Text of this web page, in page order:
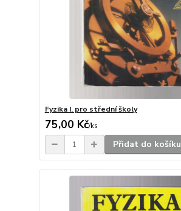
Fyzika I. pro střední školy
75,00 Kč/ks
Přidat do košíku